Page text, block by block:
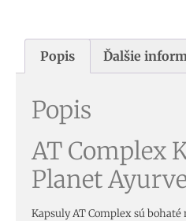
Popis Ďalšie
Popis
AT Complex
Planet
Kapsuly AT Complex sú bohaté